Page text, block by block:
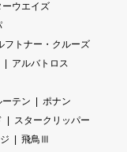
ーウエイズ
フトナー・クルーズ
アルバトロス
ーテン
ポナン
スタークリッパー
飛鳥Ⅲ